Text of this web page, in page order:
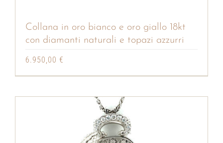
Collana in oro bianco e oro giallo 18kt
con diamanti naturali e topazi azzurri
6.950,00 €